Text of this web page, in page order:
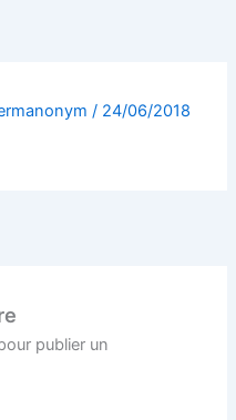
/ 24/06/2018
publier un